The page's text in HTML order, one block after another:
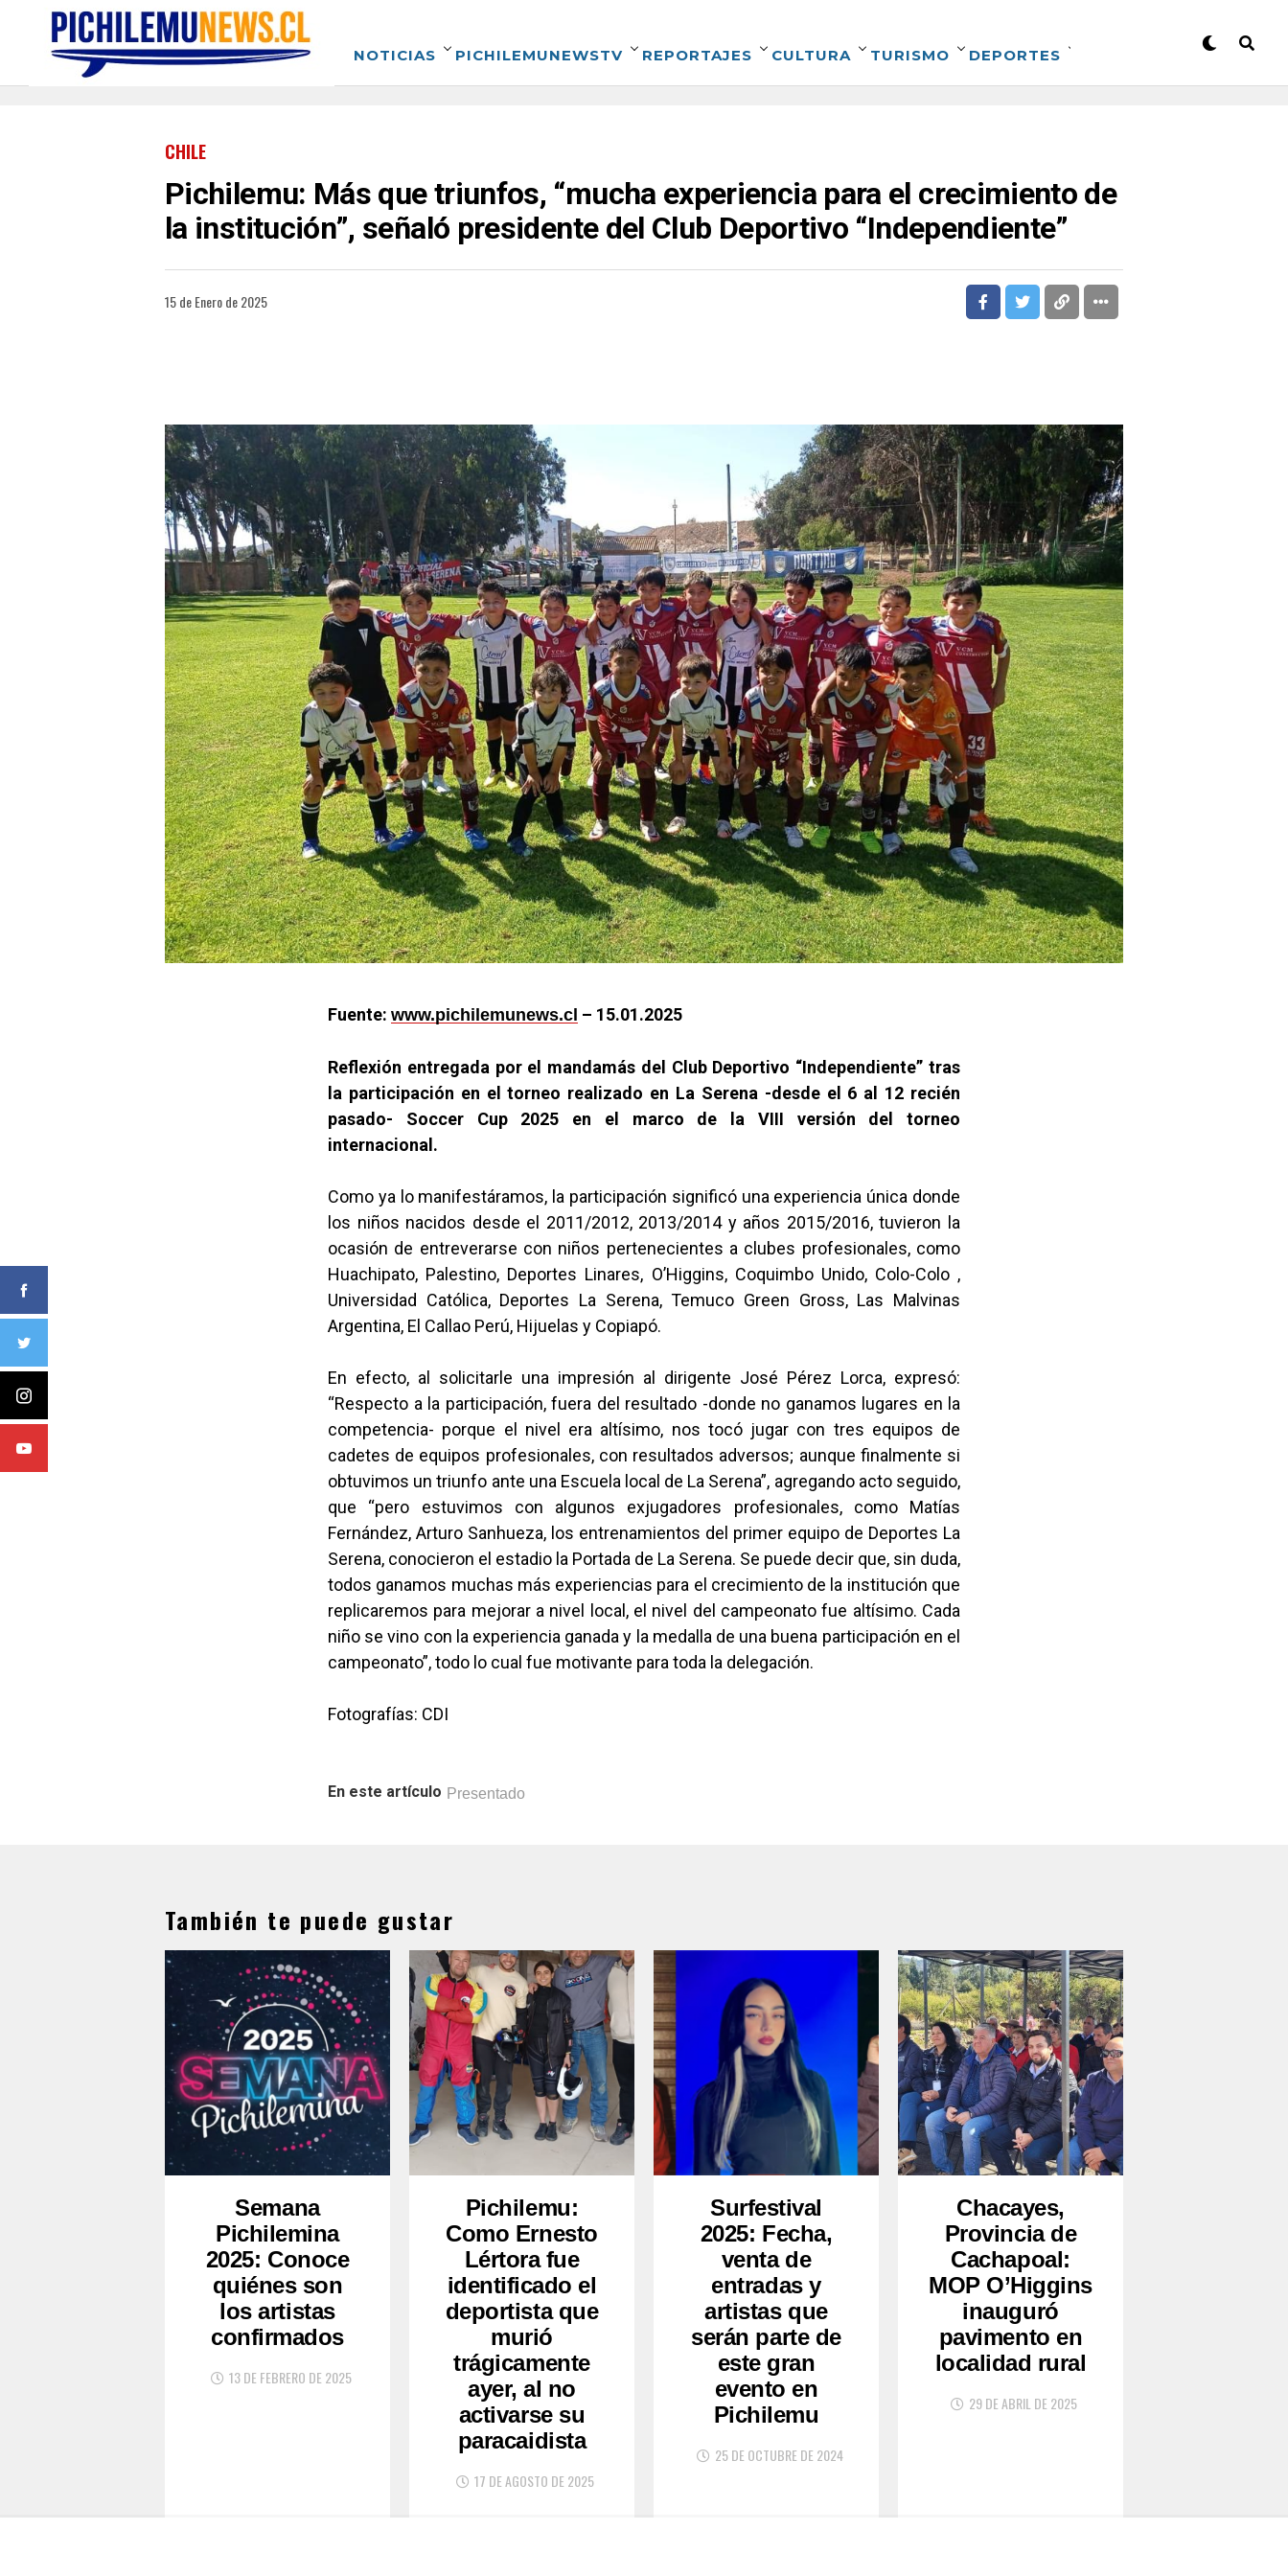
NOTICIAS PICHILEMUNEWSTV REPORTAJES CULTURA TURISMO DEPORTES
CHILE
Pichilemu: Más que triunfos, “mucha experiencia para el crecimiento de
la institución”, señaló presidente del Club Deportivo “Independiente”
15 de Enero de 2025
Fuente: www.pichilemunews.cl – 15.01.2025
Reflexión entregada por el mandamás del Club Deportivo “Independiente” tras
la participación en el torneo realizado en La Serena -desde el 6 al 12 recién
pasado-
Soccer Cup 2025 en el marco de la VIII versión del torneo
internacional.
Como ya lo manifestáramos, la participación significó una experiencia única donde
los niños nacidos desde el 2011/2012, 2013/2014 y años 2015/2016, tuvieron la
ocasión de entreverarse con niños pertenecientes a clubes profesionales, como
Huachipato, Palestino, Deportes Linares, O’Higgins, Coquimbo Unido, Colo-Colo ,
Universidad Católica, Deportes La Serena, Temuco Green Gross, Las Malvinas
Argentina, El Callao Perú, Hijuelas y Copiapó.
En efecto, al solicitarle una impresión al dirigente José Pérez Lorca, expresó:
“Respecto a la participación, fuera del resultado -donde no ganamos lugares en la
competencia- porque el nivel era altísimo, nos tocó jugar con tres equipos de
cadetes de equipos profesionales, con resultados adversos; aunque finalmente si
obtuvimos un triunfo ante una Escuela local de La Serena”, agregando acto seguido,
que “pero estuvimos con algunos exjugadores profesionales, como Matías
Fernández, Arturo Sanhueza, los entrenamientos del primer equipo de Deportes La
Serena, conocieron el estadio la Portada de La Serena. Se puede decir que, sin duda,
todos ganamos muchas más experiencias para el crecimiento de la institución que
replicaremos para mejorar a nivel local, el nivel del campeonato fue altísimo. Cada
niño se vino con la experiencia ganada y la medalla de una buena participación en el
campeonato”, todo lo cual fue motivante para toda la delegación.
Fotografías: CDI
En este artículo Presentado
También te puede gustar
Semana
Pichilemina
2025: Conoce
quiénes son
los artistas
confirmados
13 DE FEBRERO DE 2025
Pichilemu:
Como Ernesto
Lértora fue
identificado el
deportista que
murió
trágicamente
ayer, al no
activarse su
paracaidista
17 DE AGOSTO DE 2025
Surfestival
2025: Fecha,
venta de
entradas y
artistas que
serán parte de
este gran
evento en
Pichilemu
25 DE OCTUBRE DE 2024
Chacayes,
Provincia de
Cachapoal:
MOP O’Higgins
inauguró
pavimento en
localidad rural
29 DE ABRIL DE 2025